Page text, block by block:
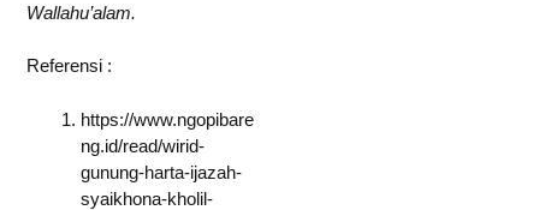
Wallahu’alam.
Referensi :
https://www.ngopibare
ng.id/read/wirid-
gunung-harta-ijazah-
syaikhona-kholil-